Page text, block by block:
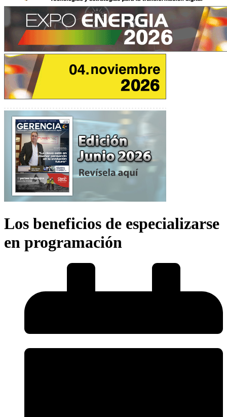
Los beneficios de especializarse
en programación